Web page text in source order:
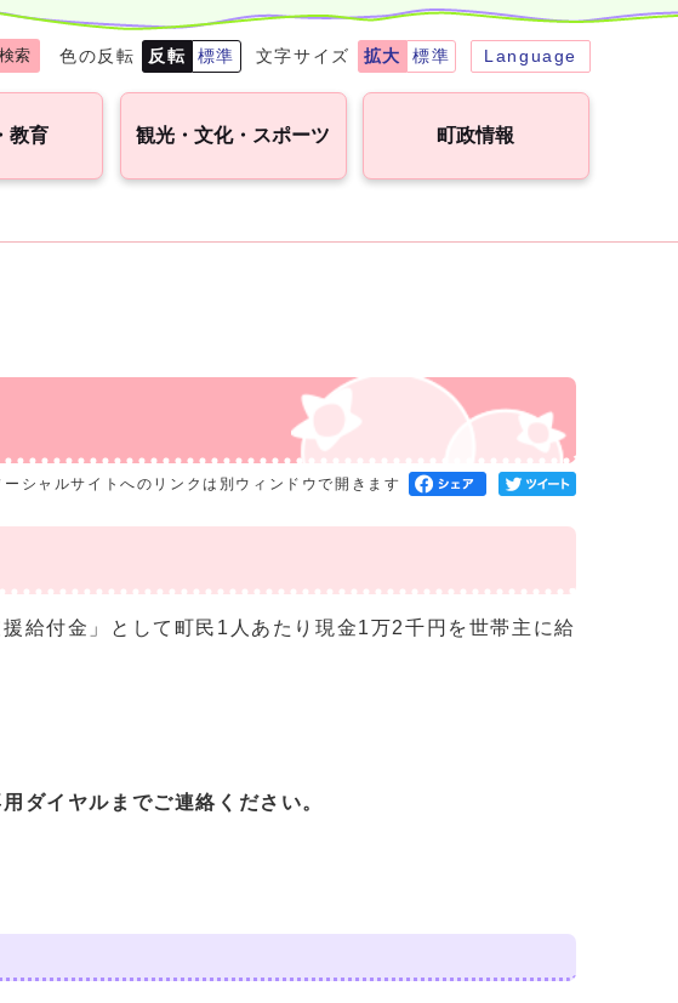
検索 色の反転 反転 標準 文字サイズ 拡大 標準 Language
教育 観光・文化・スポーツ 町政情報
ーシャルサイトへのリンクは別ウィンドウで開きます
給付金」として町民1人あたり現金1万2千円を世帯主に給
ダイヤルまでご連絡ください。